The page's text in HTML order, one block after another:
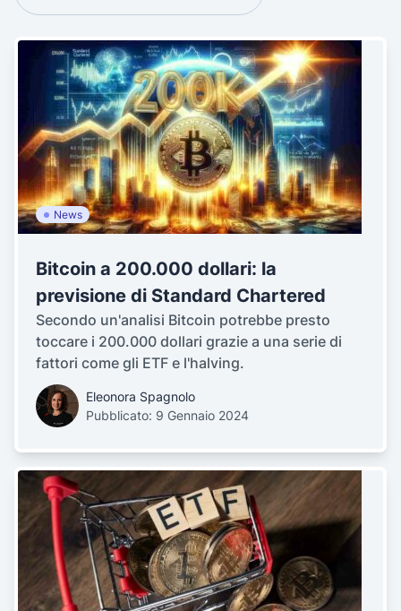
News
Bitcoin a 200.000 dollari: la
previsione di Standard Chartered
Secondo un'analisi Bitcoin potrebbe presto
toccare i 200.000 dollari grazie a una serie di
fattori come gli ETF e l'halving.
Eleonora Spagnolo
Pubblicato: 9 Gennaio 2024